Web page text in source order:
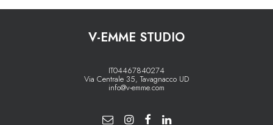
V-EMME STUDIO
IT04467840274
Via Centrale 35, Tavagnacco UD
info@v-emme.com